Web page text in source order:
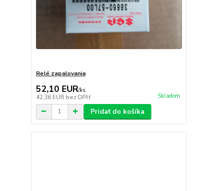
Relé zapalovania
52,10 EUR/ks
42,36 EUR bez DPH Skladom
Pridať do košíka